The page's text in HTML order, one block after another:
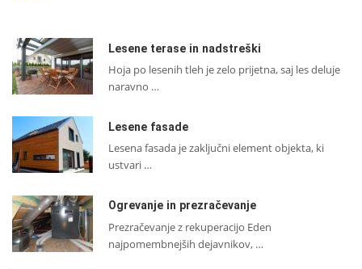
Lesene terase in nadstreški
Hoja po lesenih tleh je zelo prijetna, saj les deluje
naravno …
Lesene fasade
Lesena fasada je zaključni element objekta, ki
ustvari …
Ogrevanje in prezračevanje
Prezračevanje z rekuperacijo Eden
najpomembnejših dejavnikov, …